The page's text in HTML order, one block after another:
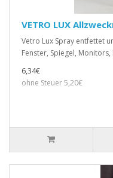
VETRO LUX
Vetro Lux Spray entfettet
Fenster, Spiegel, Monitors,
6,34€
ohne Steuer 5,20€